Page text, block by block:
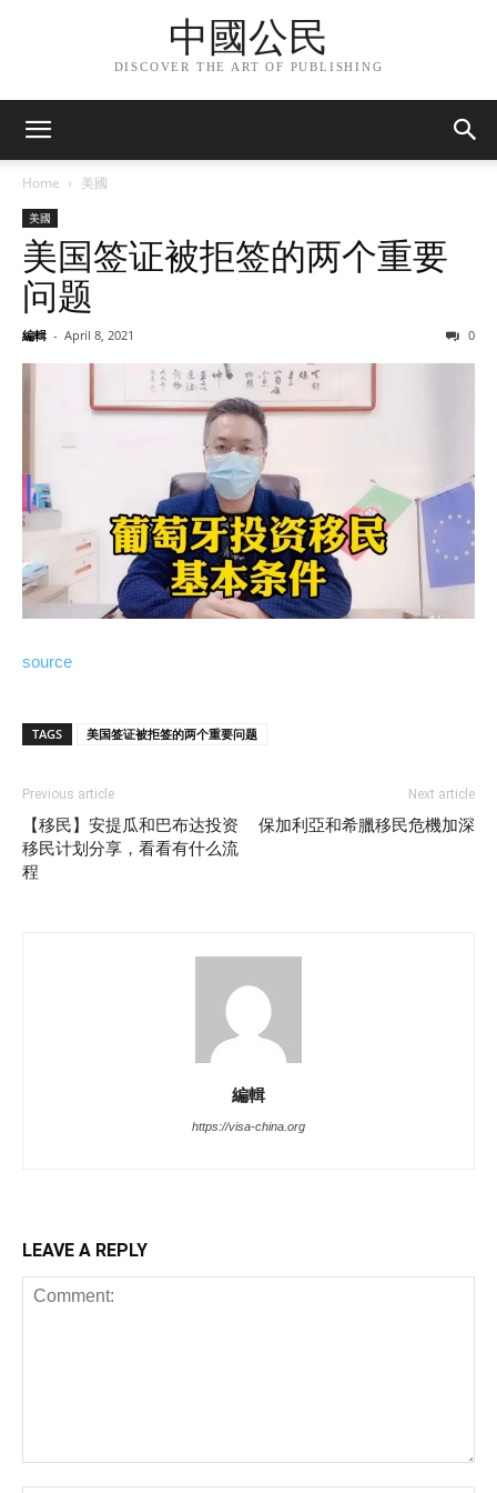
中國公民
DISCOVER THE ART OF PUBLISHING
Home 美國
美國
美国签证被拒签的两个重要
问题
編輯 - April 8, 2021 0
source
TAGS 美国签证被拒签的两个重要问题
Previous article
【移民】安提瓜和巴布达投资
移民计划分享，看看有什么流
程
Next article
保加利亞和希臘移民危機加深
編輯
https://visa-china.org
LEAVE A REPLY